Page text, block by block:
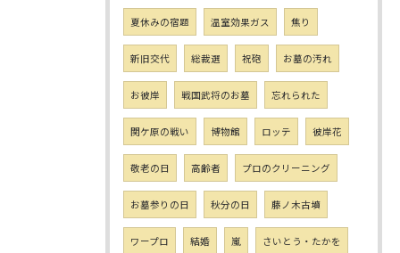
夏休みの宿題 温室効果ガス 焦り
新旧交代 総裁選 祝砲 お墓の汚れ
お彼岸 戦国武将のお墓 忘れられた
関ケ原の戦い 博物館 ロッテ 彼岸花
敬老の日 高齢者 プロのクリーニング
お墓参りの日 秋分の日 藤ノ木古墳
ワープロ 結婚 嵐 さいとう・たかを